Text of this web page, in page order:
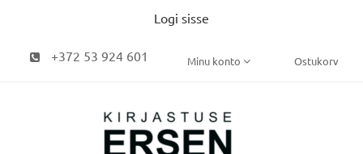
Logi sisse
+372 53 924 601 Minu konto Ostukorv